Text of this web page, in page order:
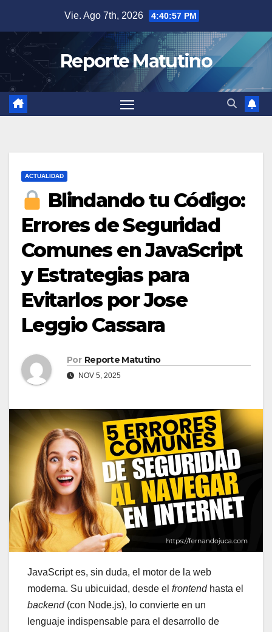
contenido
Vie. Ago 7th, 2026 4:40:58 PM
Reporte Matutino
ACTUALIDAD
Blindando tu Código:
Errores de Seguridad
Comunes en JavaScript
y Estrategias para
Evitarlos por Jose
Leggio Cassara
Por Reporte Matutino
NOV 5, 2025
JavaScript es, sin duda, el motor de la web
moderna. Su ubicuidad, desde el frontendhasta el
backend(con Node.js), lo convierte en un
lenguaje indispensable para el desarrollo de